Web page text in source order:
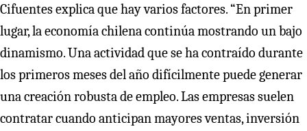
Cifuentes explica que hay varios factores. “En primer
lugar, la economía chilena continúa mostrando un bajo
dinamismo. Una actividad que se ha contraído durante
los primeros meses del año difícilmente puede generar
una creación robusta de empleo. Las empresas suelen
contratar cuando anticipan mayores ventas, inversión